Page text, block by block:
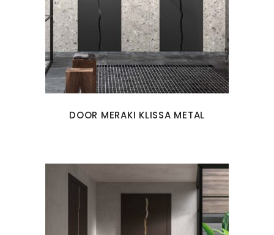
DOOR MERAKI KLISSA METAL